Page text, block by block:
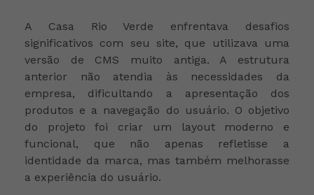
A Casa Rio Verde enfrentava desafios
significativos com seu site, que utilizava uma
versão de CMS muito antiga. A estrutura
anterior não atendia às necessidades da
empresa, dificultando a apresentação dos
produtos e a navegação do usuário. O objetivo
do projeto foi criar um layout moderno e
funcional, que não apenas refletisse a
identidade da marca, mas também melhorasse
a experiência do usuário.